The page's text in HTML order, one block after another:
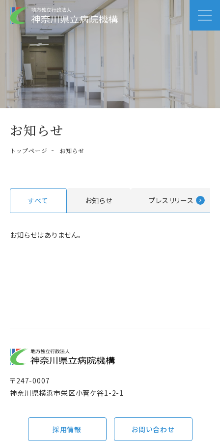
お知らせ
トップページ お知らせ
すべて お知らせ プレスリリース
お知らせはありません。
〒247-0007
神奈川県横浜市栄区小菅ケ谷1-2-1
採用情報 お問い合わせ